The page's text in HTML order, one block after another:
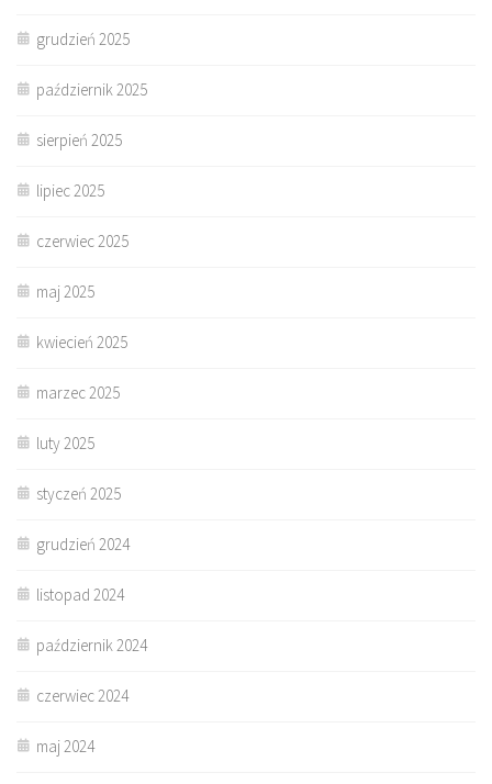
grudzień 2025
październik 2025
sierpień 2025
lipiec 2025
czerwiec 2025
maj 2025
kwiecień 2025
marzec 2025
luty 2025
styczeń 2025
grudzień 2024
listopad 2024
październik 2024
czerwiec 2024
maj 2024